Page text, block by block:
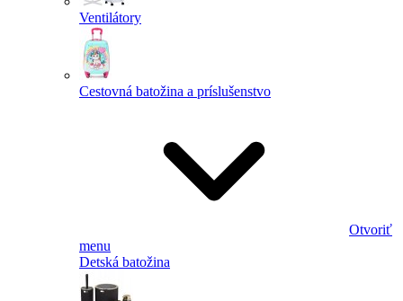
Ventilátory
Cestovná batožina a príslušenstvo
Otvoriť
menu
Detská batožina